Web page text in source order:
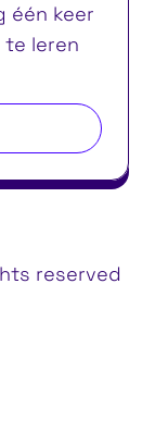
één keer
te leren
reserved